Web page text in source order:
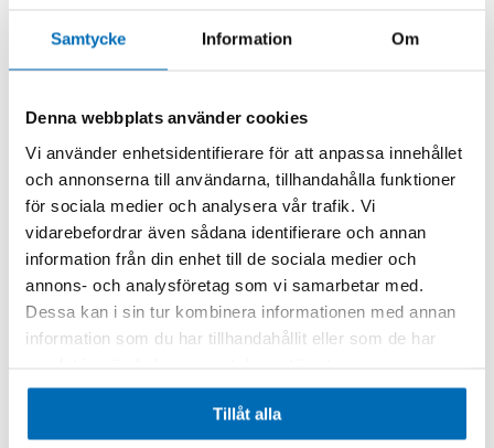
Samtycke Information Om
Denna webbplats använder cookies
Vi använder enhetsidentifierare för att anpassa innehållet
och annonserna till användarna, tillhandahålla funktioner
för sociala medier och analysera vår trafik. Vi
vidarebefordrar även sådana identifierare och annan
information från din enhet till de sociala medier och
annons- och analysföretag som vi samarbetar med.
Dessa kan i sin tur kombinera informationen med annan
information som du har tillhandahållit eller som de har
Tillåt alla